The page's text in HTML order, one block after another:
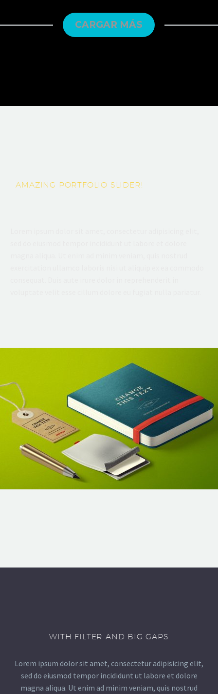
CARGAR MÁS
AMAZING PORTFOLIO SLIDER!
WITH FILTER AND BIG GAPS
Lorem ipsum dolor sit amet, consectetur adipisicing elit,
sed do eiusmod tempor incididunt ut labore et dolore
magna aliqua. Ut enim ad minim veniam, quis nostrud